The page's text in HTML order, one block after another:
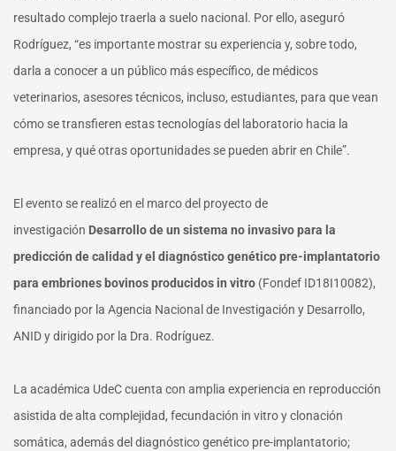
resultado complejo traerla a suelo nacional. Por ello, aseguró
Rodríguez, “es importante mostrar su experiencia y, sobre todo,
darla a conocer a un público más específico, de médicos
veterinarios, asesores técnicos, incluso, estudiantes, para que vean
cómo se transfieren estas tecnologías del laboratorio hacia la
empresa, y qué otras oportunidades se pueden abrir en Chile”.
El evento se realizó en el marco del proyecto de
investigación Desarrollo de un sistema no invasivo para la
predicción de calidad y el diagnóstico genético pre-implantatorio
para embriones bovinos producidos in vitro (Fondef ID18I10082),
financiado por la Agencia Nacional de Investigación y Desarrollo,
ANID y dirigido por la Dra. Rodríguez.
La académica UdeC cuenta con amplia experiencia en reproducción
asistida de alta complejidad, fecundación in vitro y clonación
somática, además del diagnóstico genético pre-implantatorio;